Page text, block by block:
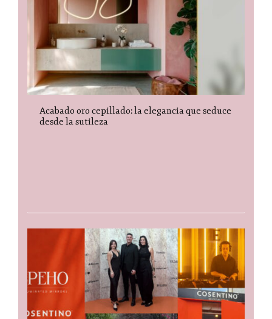
Acabado oro cepillado: la elegancia que seduce
desde la sutileza